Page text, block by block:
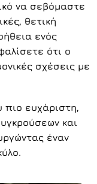
να σεβόμαστε
θετική
ενός
ότι ο
σχέσεις με
πιο ευχάριστη,
και
έναν